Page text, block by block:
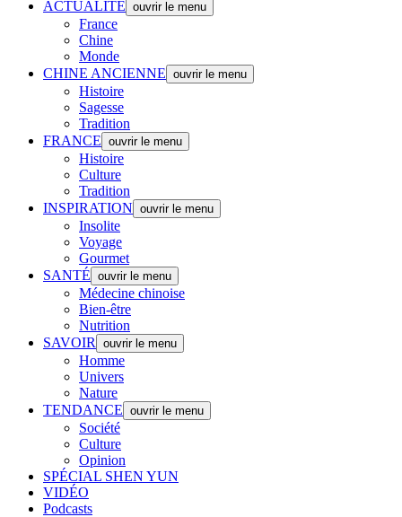
ACTUALITÉ ouvrir le menu
France
Chine
Monde
CHINE ANCIENNE ouvrir le menu
Histoire
Sagesse
Tradition
FRANCE ouvrir le menu
Histoire
Culture
Tradition
INSPIRATION ouvrir le menu
Insolite
Voyage
Gourmet
SANTÉ ouvrir le menu
Médecine chinoise
Bien-être
Nutrition
SAVOIR
ouvrir le menu
Homme
Univers
Nature
TENDANCE ouvrir le menu
Société
Culture
Opinion
SPÉCIAL SHEN YUN
VIDÉO
Podcasts